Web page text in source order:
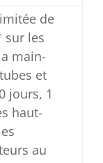
de
sur les
main-
et
jours, 1
haut-
au